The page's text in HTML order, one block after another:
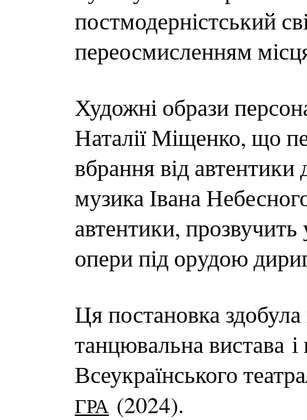
постмодерністський
переосмисленням
Художні образи
Наталії Міщенко, що
вбрання від
музика Івана
автентики, прозвучить
опери під орудою
Ця постановка
танцювальна вистава і
Всеукраїнського
ГРА (2024).